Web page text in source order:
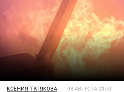
КСЕНИЯ ТУЛЯКОВА 08 АВГУСТА 21:53